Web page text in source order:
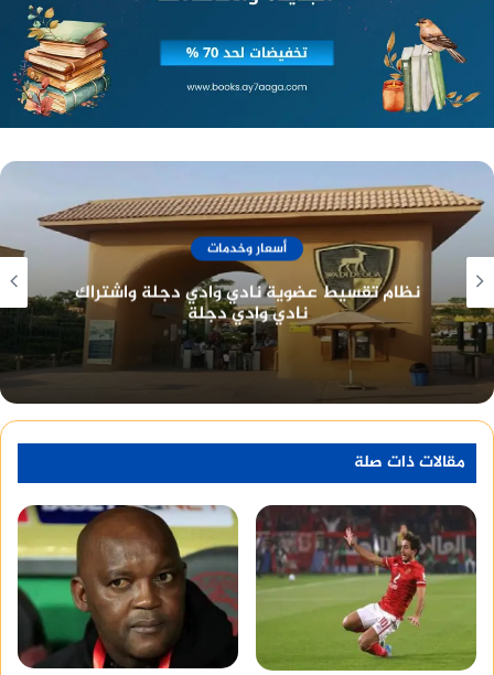
منصة وساطة لبيع العقارات مجانا
أسعار وخدمات
نادي الصيد المصري تاريخ طويل وعراقة في خدمة
أعضائه
مقالات ذات صلة